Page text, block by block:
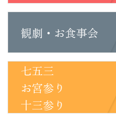
観劇・お食事会
七五三
お宮参り
十三参り